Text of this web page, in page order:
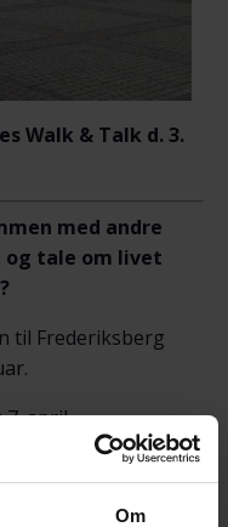
Om
Walk & Talk d. 3.
med andre
og tale om livet
til Frederiksberg
april.
for et varmt,